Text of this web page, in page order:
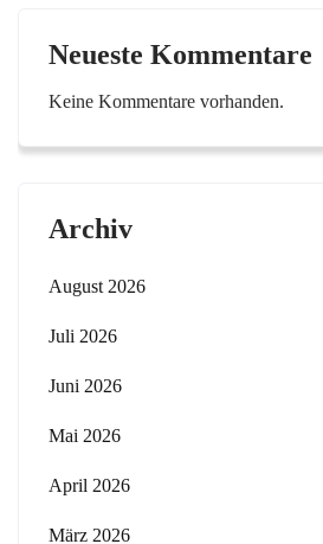
Neueste Kommentare
Keine Kommentare vorhanden.
Archiv
August 2026
Juli 2026
Juni 2026
Mai 2026
April 2026
März 2026